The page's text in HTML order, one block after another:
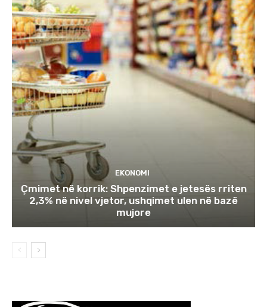
EKONOMI
Çmimet në korrik: Shpenzimet e jetesës rriten
2,3% në nivel vjetor, ushqimet ulen në bazë
mujore